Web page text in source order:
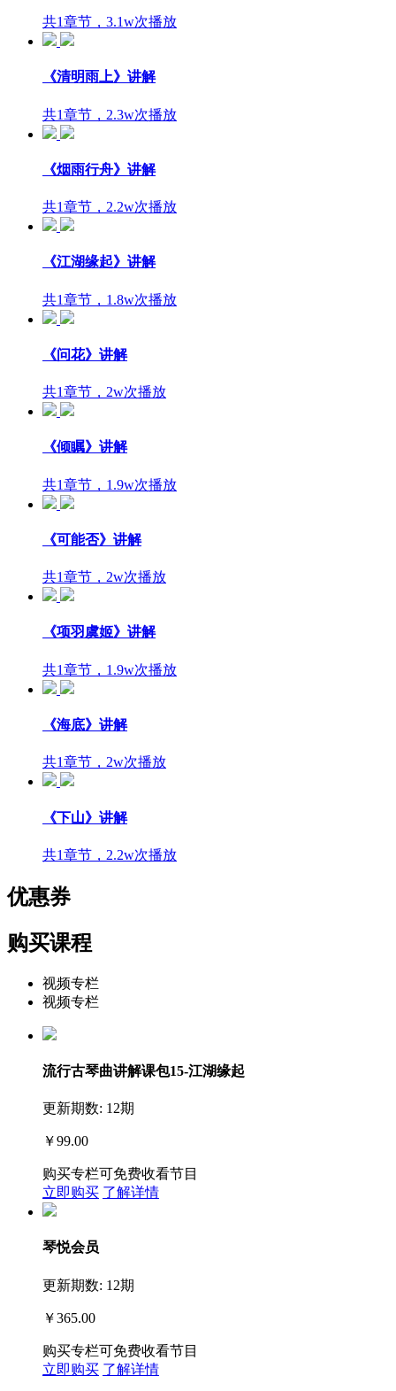
共1章节，3.1w次播放
《清明雨上》讲解
共1章节，2.3w次播放
《烟雨行舟》讲解
共1章节，2.2w次播放
《江湖缘起》讲解
共1章节，1.8w次播放
《问花》讲解
共1章节，2w次播放
《倾瞩》讲解
共1章节，1.9w次播放
《可能否》讲解
共1章节，2w次播放
《项羽虞姬》讲解
共1章节，1.9w次播放
《海底》讲解
共1章节，2w次播放
《下山》讲解
共1章节，2.2w次播放
优惠券
购买课程
视频专栏
视频专栏
流行古琴曲讲解课包15-江湖缘起
更新期数: 12期
￥99.00
购买专栏可免费收看节目
立即购买 了解详情
琴悦会员
更新期数: 12期
￥365.00
购买专栏可免费收看节目
立即购买 了解详情